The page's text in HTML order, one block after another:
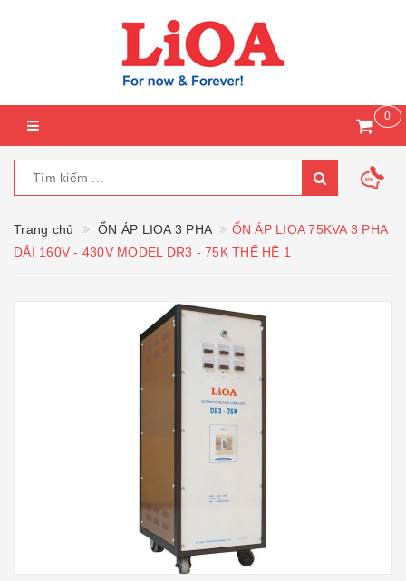
0
Trang chủ ỔN ÁP LIOA 3 PHA
ỔN ÁP LIOA 75KVA 3 PHA
DẢI 160V - 430V MODEL DR3 - 75K THẾ HỆ 1